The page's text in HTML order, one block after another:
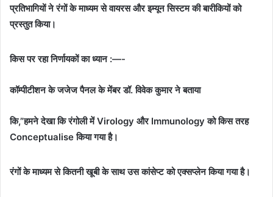
प्रतिभागियों ने रंगों के माध्यम से वायरस और इम्यून सिस्टम की बारीकियों को
प्रस्तुत किया।
किस पर रहा निर्णायकों का ध्यान :—-
कॉम्पीटीशन के जजेज पैनल के मेंबर डॉ. विवेक कुमार ने बताया
कि,”हमने देखा कि रंगोली में Virology और Immunology को किस तरह
Conceptualise किया गया है।
रंगों के माध्यम से कितनी खूबी के साथ उस कांसेप्ट को एक्सप्लेन किया गया है।